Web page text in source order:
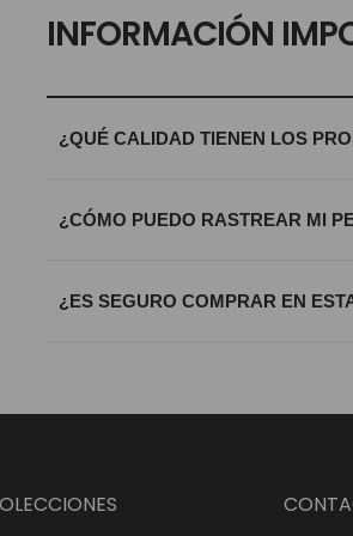
INFORMACIÓN
¿QUÉ CALIDAD TIENEN LOS
calidad riguroso antes de ser
¿CÓMO PUEDO RASTREAR MI
que sepas exactamente dónde se
¿ES SEGURO COMPRAR EN